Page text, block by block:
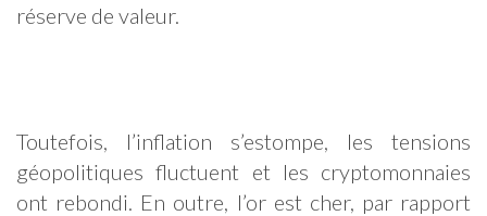
réserve de valeur.
Toutefois, l’inflation s’estompe, les tensions
géopolitiques fluctuent et les cryptomonnaies
ont rebondi. En outre, l’or est cher, par rapport